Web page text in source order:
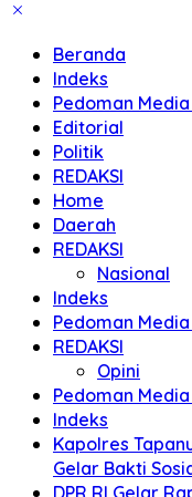
Beranda
Indeks
Pedoman
Editorial
Politik
REDAKSI
Home
Daerah
REDAKSI
Nasional
Indeks
Pedoman
REDAKSI
Opini
Pedoman
Indeks
Kapolres
Gelar Bakti
DPR RI Gelar